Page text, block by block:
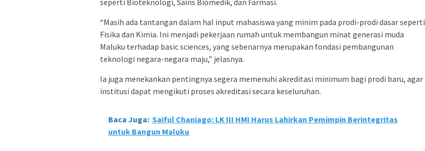
“Masih ada tantangan dalam hal input mahasiswa yang minim pada prodi-prodi dasar seperti
Fisika dan Kimia. Ini menjadi pekerjaan rumah untuk membangun minat generasi muda
Maluku terhadap basic sciences, yang sebenarnya merupakan fondasi pembangunan
teknologi negara-negara maju,” jelasnya.
Ia juga menekankan pentingnya segera memenuhi akreditasi minimum bagi prodi baru, agar
institusi dapat mengikuti proses akreditasi secara keseluruhan.
Baca Juga: Saiful Chaniago: LK III HMI Harus Lahirkan Pemimpin Berintegritas
untuk Bangun Maluku